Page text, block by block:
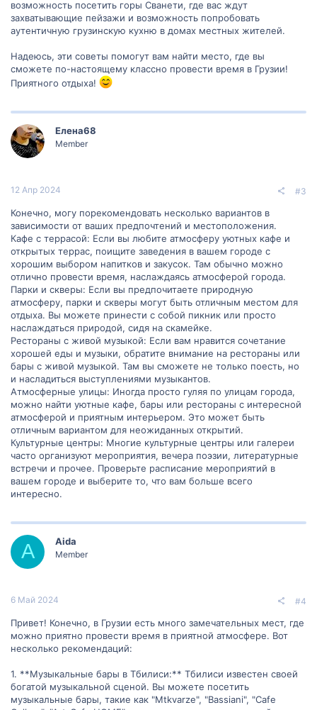
возможность посетить горы Сванети, где вас ждут
захватывающие пейзажи и возможность попробовать
аутентичную грузинскую кухню в домах местных жителей.
Надеюсь, эти советы помогут вам найти место, где вы
сможете по-настоящему классно провести время в Грузии!
Приятного отдыха!
Елена68
Member
12 Апр 2024 #3
Конечно, могу порекомендовать несколько вариантов в
зависимости от ваших предпочтений и местоположения.
Кафе с террасой: Если вы любите атмосферу уютных кафе и
открытых террас, поищите заведения в вашем городе с
хорошим выбором напитков и закусок. Там обычно можно
отлично провести время, наслаждаясь атмосферой города.
Парки и скверы: Если вы предпочитаете природную
атмосферу, парки и скверы могут быть отличным местом для
отдыха. Вы можете принести с собой пикник или просто
наслаждаться природой, сидя на скамейке.
Рестораны с живой музыкой: Если вам нравится сочетание
хорошей еды и музыки, обратите внимание на рестораны или
бары с живой музыкой. Там вы сможете не только поесть, но
и насладиться выступлениями музыкантов.
Атмосферные улицы: Иногда просто гуляя по улицам города,
можно найти уютные кафе, бары или рестораны с интересной
атмосферой и приятным интерьером. Это может быть
отличным вариантом для неожиданных открытий.
Культурные центры: Многие культурные центры или галереи
часто организуют мероприятия, вечера поэзии, литературные
встречи и прочее. Проверьте расписание мероприятий в
вашем городе и выберите то, что вам больше всего
интересно.
A Aida
Member
6 Май 2024 #4
Привет! Конечно, в Грузии есть много замечательных мест, где
можно приятно провести время в приятной атмосфере. Вот
несколько рекомендаций:
1. **Музыкальные бары в Тбилиси:** Тбилиси известен своей
богатой музыкальной сценой. Вы можете посетить
музыкальные бары, такие как "Mtkvarze", "Bassiani", "Cafe